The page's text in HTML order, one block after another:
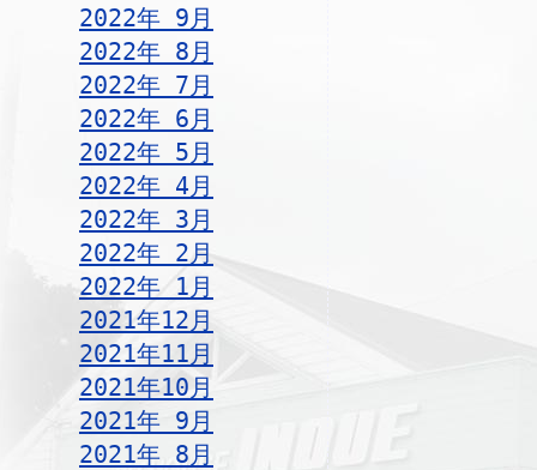
2022年 9月
2022年 8月
2022年 7月
2022年 6月
2022年 5月
2022年 4月
2022年 3月
2022年 2月
2022年 1月
2021年12月
2021年11月
2021年10月
2021年 9月
2021年 8月